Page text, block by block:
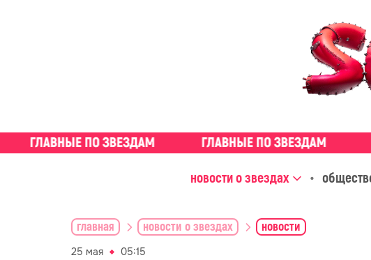
новости о звездах
главная новости о звездах новости
25 мая 05:15